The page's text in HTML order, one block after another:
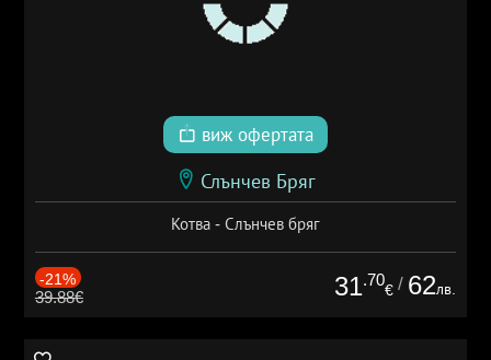
виж офертата
Слънчев Бряг
Котва - Слънчев бряг
-21%
39.88€ 31.70
€ / 62лв.